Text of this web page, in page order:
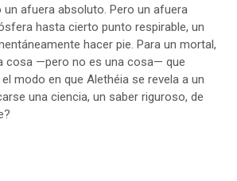
afuera absoluto. Pero un afuera
hasta cierto punto respirable, un
hacer pie. Para un mortal,
cosa —pero no es una cosa— que
modo en que Alethéia se revela a un
una ciencia, un saber riguroso, de